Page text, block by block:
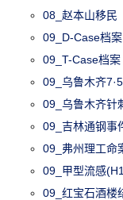
08_赵本山移民
09_D-Case档案
09_T-Case档案
09_乌鲁木齐
09_乌鲁木齐针
09_吉林通钢事
09_弗州理工命
09_甲型流感
09_红宝石酒楼